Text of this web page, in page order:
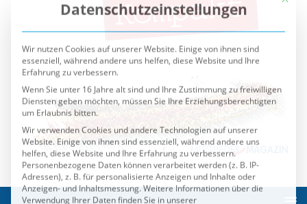
Wenn Sie unter 16 Jahre alt sind und Ihre Zustimmung zu freiwilligen
Diensten geben möchten, müssen Sie Ihre Erziehungsberechtigten
um Erlaubnis bitten.
Wir verwenden Cookies und andere Technologien auf unserer
Website. Einige von ihnen sind essenziell, während andere uns
helfen, diese Website und Ihre Erfahrung zu verbessern.
Personenbezogene Daten können verarbeitet werden (z. B. IP-
Adressen), z. B. für personalisierte Anzeigen und Inhalte oder
Anzeigen- und Inhaltsmessung.Weitere Informationen über die
Verwendung Ihrer Daten finden Sie in unserer
Datenschutzerklärung.Sie können Ihre Auswahl jederzeit unter
Einstellungenwiderrufen oder anpassen.
Es folgt eine Liste der Service-Gruppen, für die eine
Essenziell
Externe Medien